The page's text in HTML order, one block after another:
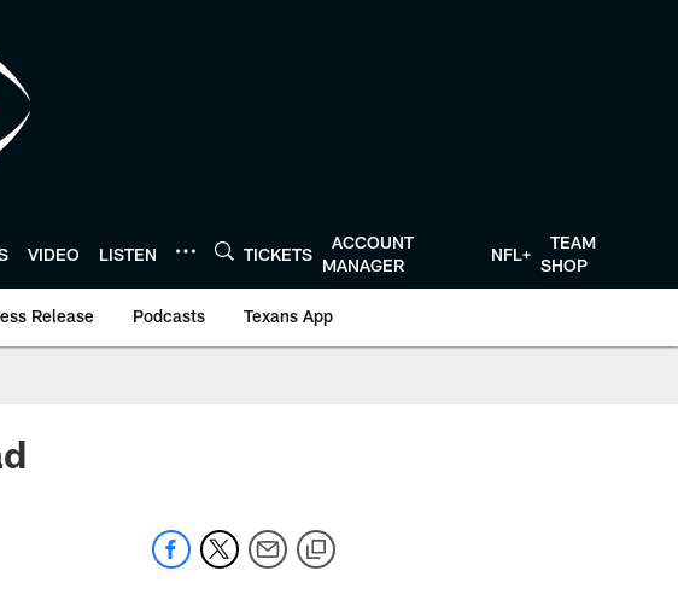
VIDEO LISTEN TICKETS
ACCOUNT
MANAGER
NFL+
TEAM
SHOP
Release Podcasts Texans App